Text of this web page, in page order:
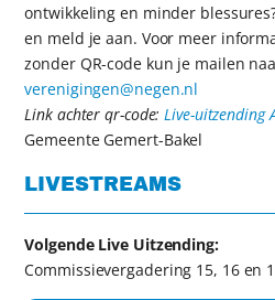
ontwikkeling en minder
en meld je aan. Voor meer
zonder QR-code kun je mailen
verenigingen@negen.nl
Link achter qr-code:Live-uitzending
Gemeente Gemert-Bakel
LIVESTREAMS
Volgende Live Uitzending:
Commissievergadering 15, 16 en